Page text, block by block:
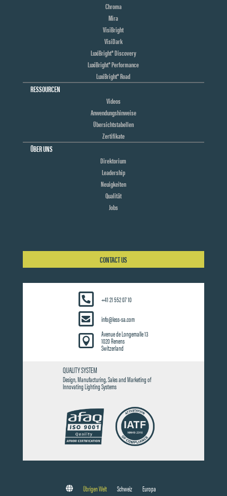
Chroma
Mira
VisiBright
VisiDark
LuxiBright® Discovery
LuxiBright® Performance
LuxiBright® Road
RESSOURCEN
Videos
Anwendungshinweise
Übersichtstabellen
Zertifikate
ÜBER UNS
Direktorium
Leadership
Neuigkeiten
Qualität
Jobs
CONTACT US
+41 21 552 07 10
info@less-sa.com

Avenue de Longemalle 13
1020 Renens
Switzerland
QUALITY SYSTEM
Design, Manufacturing, Sales and Marketing of
Innovating Lighting Systems
Schweiz Europa
Übrigen Welt